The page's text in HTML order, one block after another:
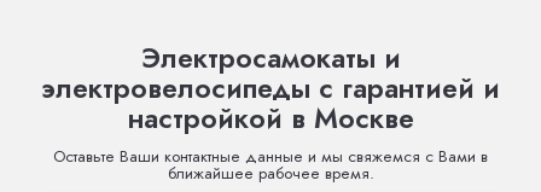
Электросамокаты и
электровелосипеды с гарантией и
настройкой в Москве
Оставьте Ваши контактные данные и мы свяжемся с Вами в
ближайшее рабочее время.